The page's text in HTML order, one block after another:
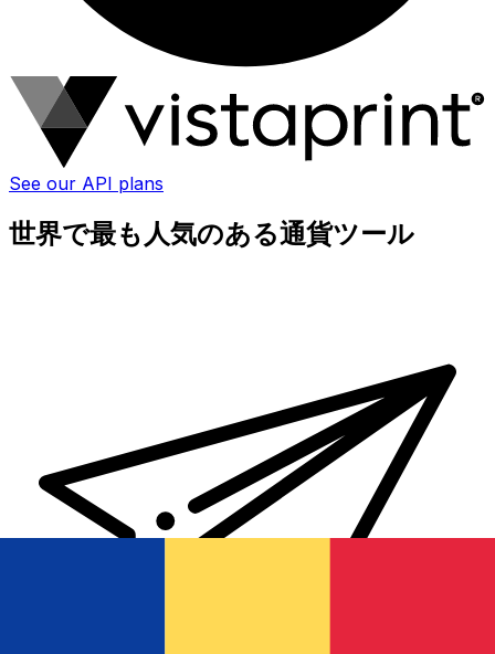
See our API plans
世界で最も人気のある通貨ツール